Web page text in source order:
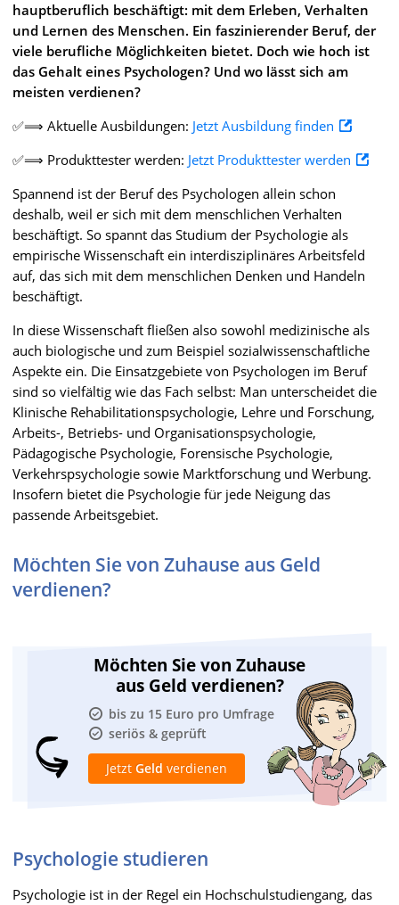
hauptberuflich beschäftigt: mit dem Erleben, Verhalten
und Lernen des Menschen. Ein faszinierender Beruf, der
viele berufliche Möglichkeiten bietet. Doch wie hoch ist
das Gehalt eines Psychologen? Und wo lässt sich am
meisten verdienen?
✅⟹ Aktuelle Ausbildungen: Jetzt Ausbildung finden
✅⟹ Produkttester werden: Jetzt Produkttester werden
Spannend ist der Beruf des Psychologen allein schon
deshalb, weil er sich mit dem menschlichen Verhalten
beschäftigt. So spannt das Studium der Psychologie als
empirische Wissenschaft ein interdisziplinäres Arbeitsfeld
auf, das sich mit dem menschlichen Denken und Handeln
beschäftigt.
In diese Wissenschaft fließen also sowohl medizinische als
auch biologische und zum Beispiel sozialwissenschaftliche
Aspekte ein. Die Einsatzgebiete von Psychologen im Beruf
sind so vielfältig wie das Fach selbst: Man unterscheidet die
Klinische Rehabilitationspsychologie, Lehre und Forschung,
Arbeits-, Betriebs- und Organisationspsychologie,
Pädagogische Psychologie, Forensische Psychologie,
Verkehrspsychologie sowie Marktforschung und Werbung.
Insofern bietet die Psychologie für jede Neigung das
passende Arbeitsgebiet.
Möchten Sie von Zuhause aus Geld
verdienen?
Möchten Sie von Zuhause
aus Geld verdienen?
bis zu 15 Euro pro Umfrage
seriös & geprüft
Jetzt Geld verdienen
Psychologie studieren
Psychologie ist in der Regel ein Hochschulstudiengang, das